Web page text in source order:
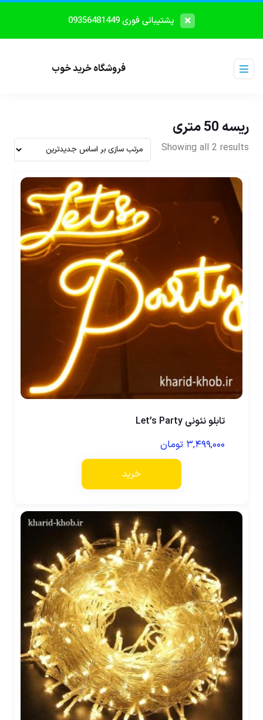
پشتیبانی فوری 09356481449
فروشگاه خرید خوب
ریسه 50 متری
Showing all 2 results
تابلو نئونی Let’s Party
۳,۴۹۹,۰۰۰ تومان
خرید